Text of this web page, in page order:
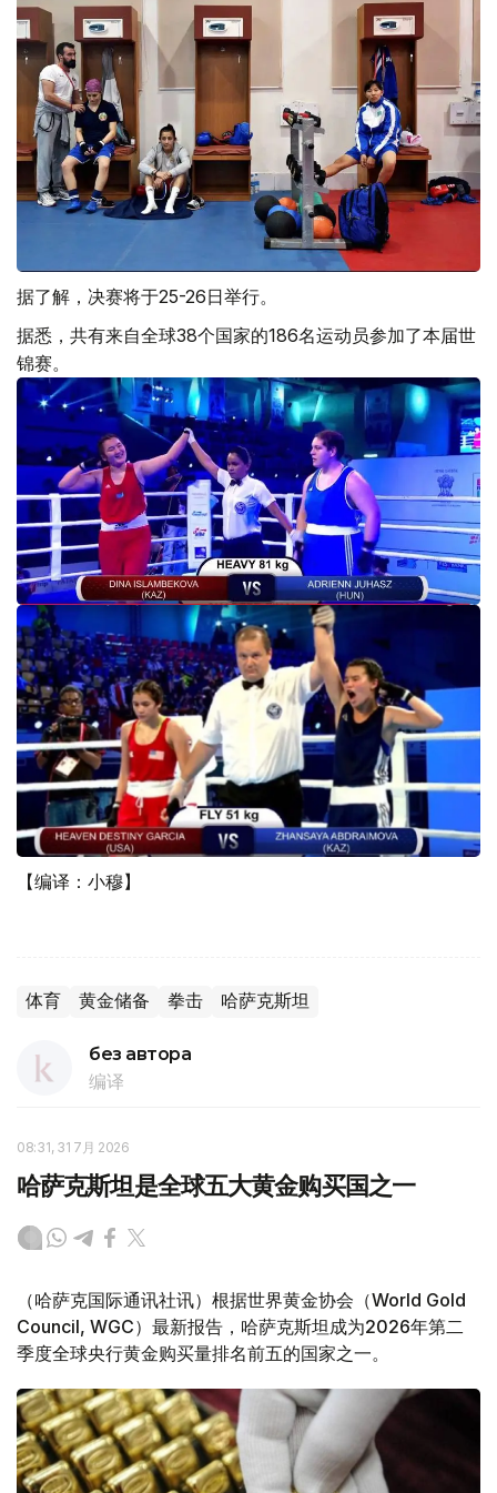
据了解，决赛将于25-26日举行。
据悉，共有来自全球38个国家的186名运动员参加了本届世
锦赛。
【编译：小穆】
体育 黄金储备 拳击 哈萨克斯坦
без автора
编译
08:31, 31 7月 2026
哈萨克斯坦是全球五大黄金购买国之一
（哈萨克国际通讯社讯）根据世界黄金协会（World Gold
Council, WGC）最新报告，哈萨克斯坦成为2026年第二
季度全球央行黄金购买量排名前五的国家之一。